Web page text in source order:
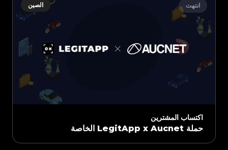
الصين انتهت
اكتساب المشترين
حملة LegitApp x Aucnet الخاصة